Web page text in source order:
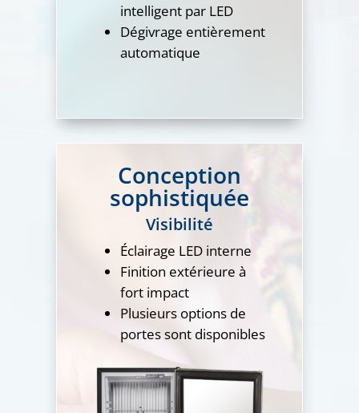
intelligent par LED
Dégivrage entièrement
automatique
Conception
sophistiquée
Visibilité
Éclairage LED interne
Finition extérieure à
fort impact
Plusieurs options de
portes sont disponibles